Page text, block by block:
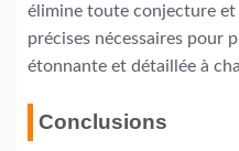
élimine toute conjecture
précises nécessaires pour
étonnante et détaillée à
Conclusions